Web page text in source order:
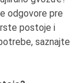
odgovore pre
postoje i
saznajte